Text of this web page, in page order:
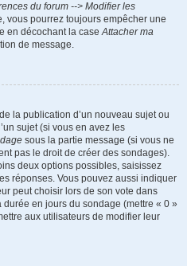
du forum --> Modifier les
vous pourrez toujours empêcher une
en décochant la caseAttacher ma
de message.
la publication d’un nouveau sujet ou
sujet (si vous en avez les
sous la partie message (si vous ne
pas le droit de créer des sondages).
deux options possibles, saisissez
réponses. Vous pouvez aussi indiquer
peut choisir lors de son vote dans
durée en jours du sondage (mettre « 0 »
aux utilisateurs de modifier leur